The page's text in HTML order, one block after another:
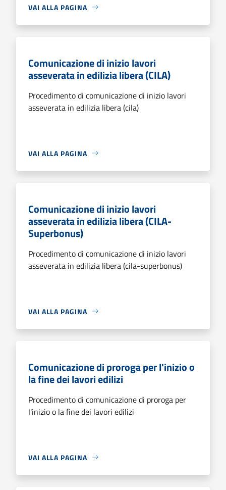
VAI ALLA PAGINA
Comunicazione di inizio lavori
asseverata in edilizia libera (CILA)
Procedimento di comunicazione di inizio lavori
asseverata in edilizia libera (cila)
VAI ALLA PAGINA
Comunicazione di inizio lavori
asseverata in edilizia libera (CILA-
Superbonus)
Procedimento di comunicazione di inizio lavori
asseverata in edilizia libera (cila-superbonus)
VAI ALLA PAGINA
Comunicazione di proroga per l'inizio o
la fine dei lavori edilizi
Procedimento di comunicazione di proroga per
l'inizio o la fine dei lavori edilizi
VAI ALLA PAGINA